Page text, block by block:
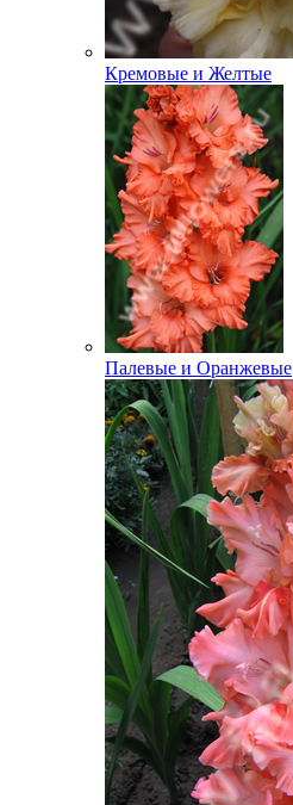
Кремовые и Желтые
Палевые и Оранжевые